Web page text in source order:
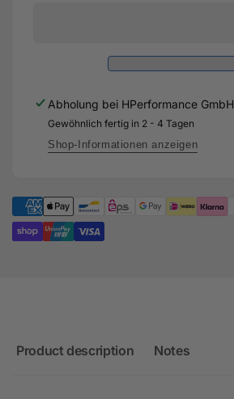
exhaust
system
the
Audi
RS3
DNWA
mm)
exhaust
for
the
Audi
-
DNWA
Abholung bei HPerformance GmbH
Gewöhnlich fertig in 2 - 4 Tagen
Shop-Informationen anzeigen
Product description Notes